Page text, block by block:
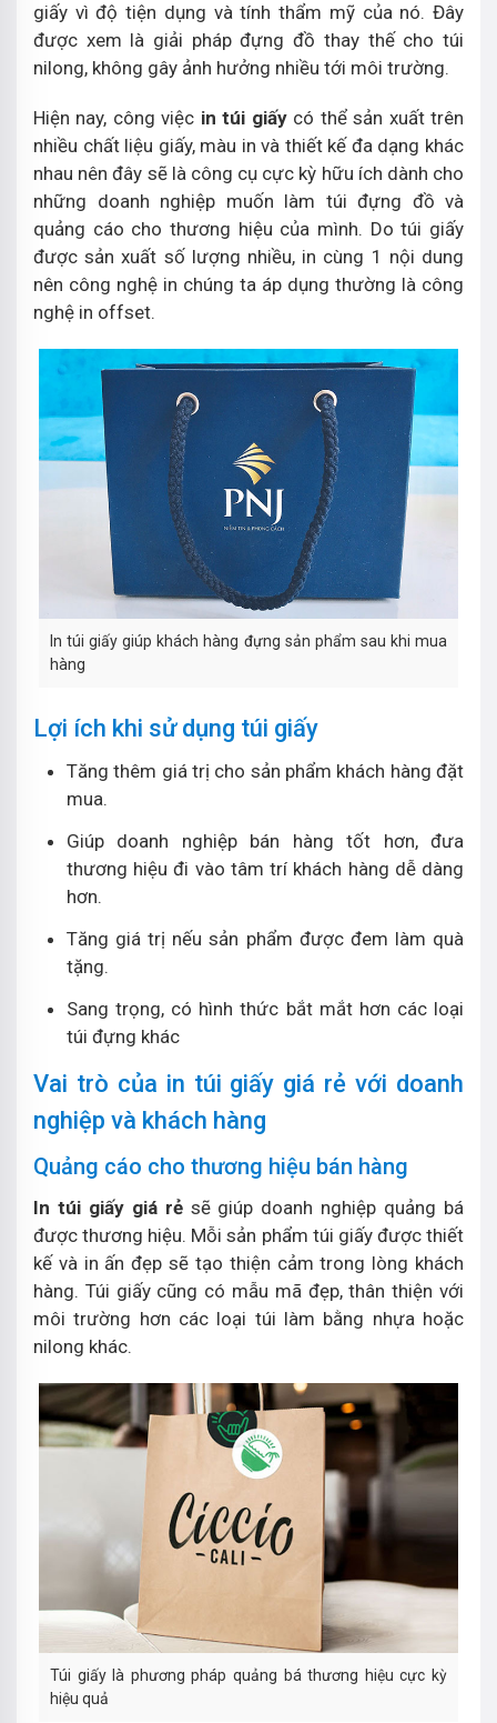
giấy vì độ tiện dụng và tính thẩm mỹ của nó. Đây
được xem là giải pháp đựng đồ thay thế cho túi
nilong, không gây ảnh hưởng nhiều tới môi trường.
Hiện nay, công việc in túi giấycó thể sản xuất trên
nhiều chất liệu giấy, màu in và thiết kế đa dạng khác
nhau nên đây sẽ là công cụ cực kỳ hữu ích dành cho
những doanh nghiệp muốn làm túi đựng đồ và
quảng cáo cho thương hiệu của mình. Do túi giấy
được sản xuất số lượng nhiều, in cùng 1 nội dung
nên công nghệ in chúng ta áp dụng thường là công
nghệ in offset.
In túi giấy giúp khách hàng đựng sản phẩm sau khi mua
hàng
Lợi ích khi sử dụng túi giấy
Tăng thêm giá trị cho sản phẩm khách hàng đặt
mua.
Giúp doanh nghiệp bán hàng tốt hơn, đưa
thương hiệu đi vào tâm trí khách hàng dễ dàng
hơn.
Tăng giá trị nếu sản phẩm được đem làm quà
tặng.
Sang trọng, có hình thức bắt mắt hơn các loại
túi đựng khác
Vai trò của in túi giấy giá rẻ với doanh
nghiệp và khách hàng
Quảng cáo cho thương hiệu bán hàng
In túi giấy giá rẻsẽ giúp doanh nghiệp quảng bá
được thương hiệu. Mỗi sản phẩm túi giấy được thiết
kế và in ấn đẹp sẽ tạo thiện cảm trong lòng khách
hàng. Túi giấy cũng có mẫu mã đẹp, thân thiện với
môi trường hơn các loại túi làm bằng nhựa hoặc
nilong khác.
Túi giấy là phương pháp quảng bá thương hiệu cực kỳ
hiệu quả